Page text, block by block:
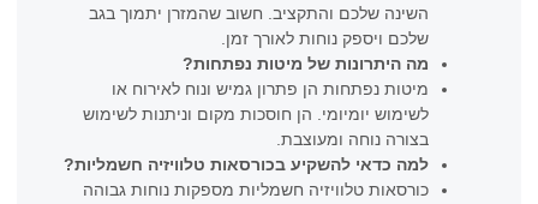
השינה שלכם והתקציב. חשוב שהמזרן יתמוך בגב
שלכם ויספק נוחות לאורך זמן.
מה היתרונות של מיטות נפתחות?
מיטות נפתחות הן פתרון גמיש ונוח לאירוח או
לשימוש יומיומי. הן חוסכות מקום וניתנות לשימוש
בצורה נוחה ומעוצבת.
למה כדאי להשקיע בכורסאות טלוויזיה חשמליות?
כורסאות טלוויזיה חשמליות מספקות נוחות גבוהה